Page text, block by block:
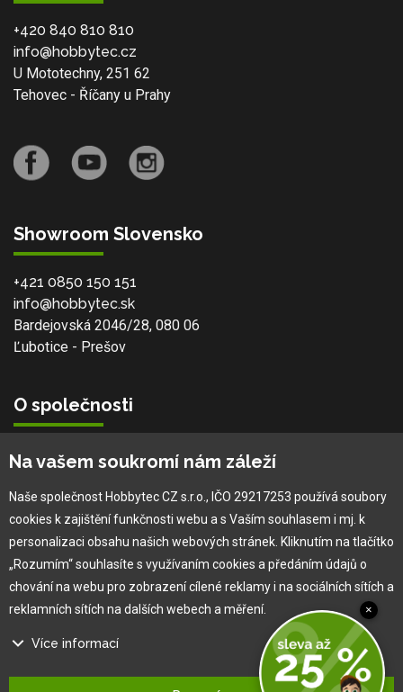
+420 840 810 810
info@hobbytec.cz
U Mototechny, 251 62
Tehovec - Říčany u Prahy
Showroom Slovensko
+421 0850 150 151
info@hobbytec.sk
Bardejovská 2046/28, 080 06
Ľubotice - Prešov
O společnosti
Vlastní výroba
Náš tým
O nás
Pro zákazníka
Obchodní podmínky
Jak na reklamaci
Na vašem soukromí nám záleží
Naše společnost Hobbytec CZ s.r.o., IČO 29217253 používá soubory
cookies k zajištění funkčnosti webu a s Vaším souhlasem i mj. k
personalizaci obsahu našich webových stránek. Kliknutím na tlačítko
„Rozumím“ souhlasíte s využívaním cookies a předáním údajů o
chování na webu pro zobrazení cílené reklamy i na sociálních sítích a
reklamních sítích na dalších webech a měření.
Více informací
Na našem webu používáme několik druhů kategorií cookies:
×